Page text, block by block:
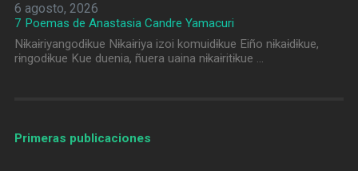
6 agosto, 2026
7 Poemas de Anastasia Candre Yamacuri
Nɨkaɨriyangodɨkue Nɨkaɨriya izoi komuidɨkue Eiño nɨkaɨdɨkue,
rɨngodɨkue Kue duenia, ñuera uaina nɨkaɨritɨkue …
Primeras publicaciones